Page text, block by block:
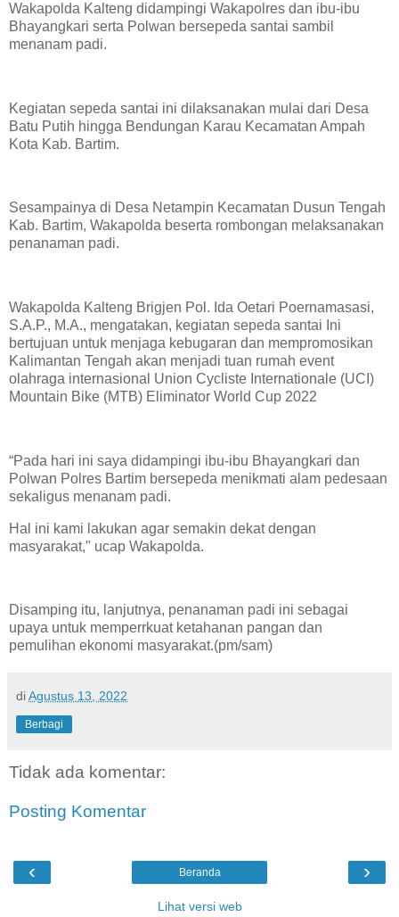
Wakapolda Kalteng didampingi Wakapolres dan ibu-ibu
Bhayangkari serta Polwan bersepeda santai sambil
menanam padi.
Kegiatan sepeda santai ini dilaksanakan mulai dari Desa
Batu Putih hingga Bendungan Karau Kecamatan Ampah
Kota Kab. Bartim.
Sesampainya di Desa Netampin Kecamatan Dusun Tengah
Kab. Bartim, Wakapolda beserta rombongan melaksanakan
penanaman padi.
Wakapolda Kalteng Brigjen Pol. Ida Oetari Poernamasasi,
S.A.P., M.A., mengatakan, kegiatan sepeda santai Ini
bertujuan untuk menjaga kebugaran dan mempromosikan
Kalimantan Tengah akan menjadi tuan rumah event
olahraga internasional Union Cycliste Internationale (UCI)
Mountain Bike (MTB) Eliminator World Cup 2022
“Pada hari ini saya didampingi ibu-ibu Bhayangkari dan
Polwan Polres Bartim bersepeda menikmati alam pedesaan
sekaligus menanam padi.
Hal ini kami lakukan agar semakin dekat dengan
masyarakat," ucap Wakapolda.
Disamping itu, lanjutnya, penanaman padi ini sebagai
upaya untuk memperrkuat ketahanan pangan dan
pemulihan ekonomi masyarakat.(pm/sam)
diAgustus 13, 2022
Berbagi
Tidak ada komentar:
Posting Komentar
‹ ›
Beranda
Lihat versi web